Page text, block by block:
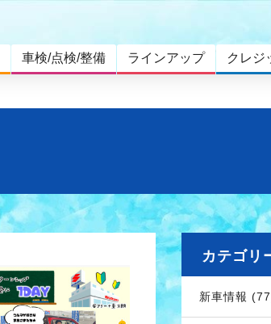
車検/点検/整備 ラインアップ クレジ
カテゴリ
新車情報